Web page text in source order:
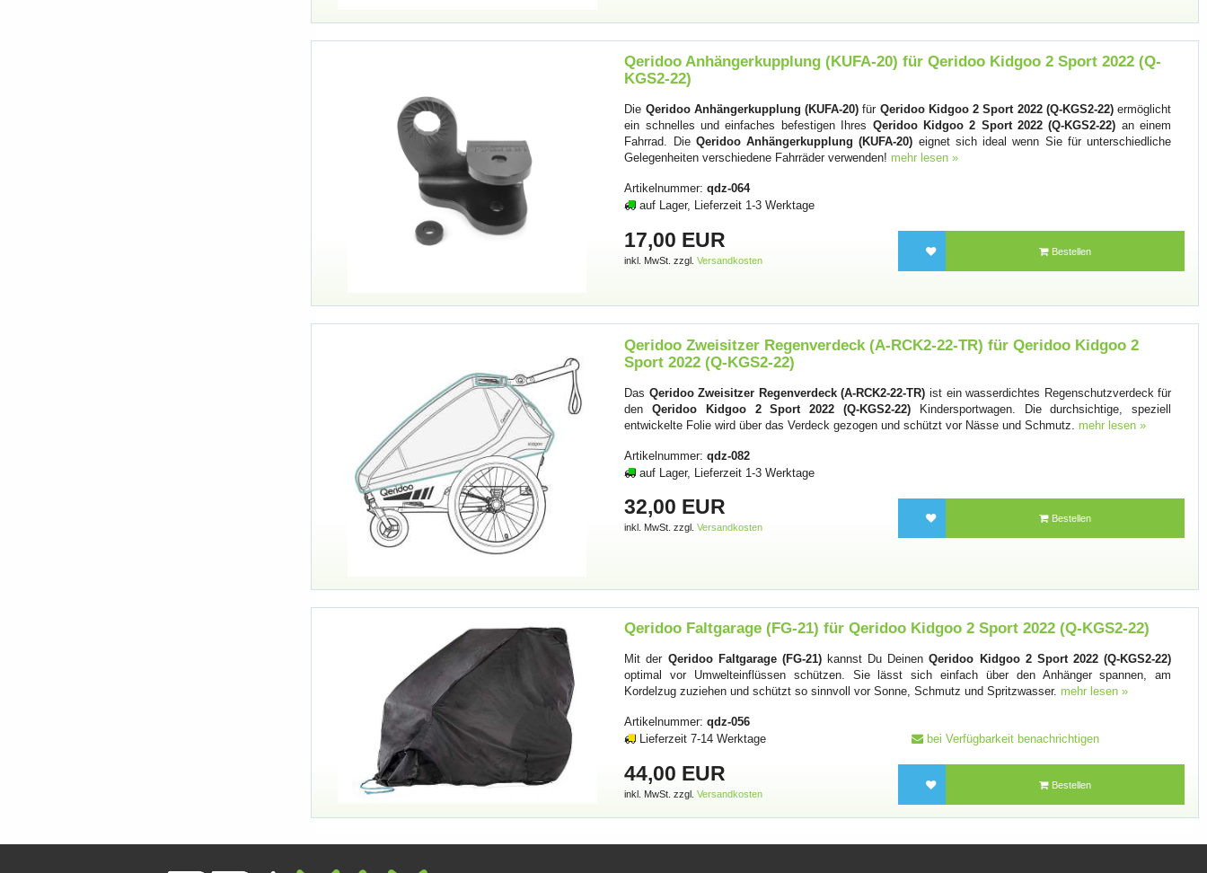
Qeridoo Anhängerkupplung (KUFA-20) für Qeridoo Kidgoo 2 Sport 2022 (Q-
KGS2-22)
Die Qeridoo Anhängerkupplung (KUFA-20) für Qeridoo Kidgoo 2 Sport 2022 (Q-KGS2-22)ermöglicht
ein schnelles und einfaches befestigen Ihres Qeridoo Kidgoo 2 Sport 2022 (Q-KGS2-22) an einem
Fahrrad. Die Qeridoo Anhängerkupplung (KUFA-20) eignet sich ideal wenn Sie für unterschiedliche
Gelegenheiten verschiedene Fahrräder verwenden! mehr lesen »
Artikelnummer:qdz-064
auf Lager, Lieferzeit 1-3 Werktage
17,00 EUR
inkl. MwSt. zzgl.Versandkosten
Bestellen
Qeridoo Zweisitzer Regenverdeck (A-RCK2-22-TR) für Qeridoo Kidgoo 2
Sport 2022 (Q-KGS2-22)
Das Qeridoo Zweisitzer Regenverdeck (A-RCK2-22-TR) ist ein wasserdichtes Regenschutzverdeck für
denQeridoo Kidgoo 2 Sport 2022 (Q-KGS2-22) Kindersportwagen. Die durchsichtige, speziell
entwickelte Folie wird über das Verdeck gezogen und schützt vor Nässe und Schmutz. mehr lesen »
Artikelnummer:qdz-082
auf Lager, Lieferzeit 1-3 Werktage
32,00 EUR
inkl. MwSt. zzgl.Versandkosten
Bestellen
Qeridoo Faltgarage (FG-21) für Qeridoo Kidgoo 2 Sport 2022 (Q-KGS2-22)
Mit der Qeridoo Faltgarage (FG-21)kannst Du DeinenQeridoo Kidgoo 2 Sport 2022 (Q-KGS2-22)
optimal vor Umwelteinflüssen schützen. Sie lässt sich einfach über den Anhänger spannen, am
Kordelzug zuziehen und schützt so sinnvoll vor Sonne, Schmutz und Spritzwasser. mehr lesen »
Artikelnummer:qdz-056
Lieferzeit 7-14 Werktage
bei Verfügbarkeit benachrichtigen
44,00 EUR
inkl. MwSt. zzgl.Versandkosten
Bestellen